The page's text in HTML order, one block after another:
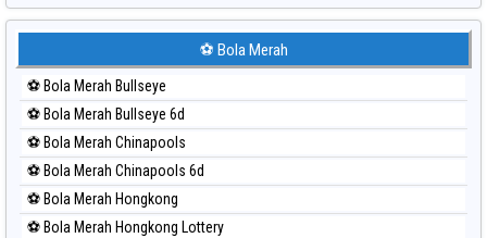
Paito Harian Sydney Lottery
Paito Harian Sydney Lottery 6d
Paito Harian Sydney Lotto
Paito Harian Sydney Pools 6d
Paito Harian Taipei
Paito Harian Taiwan
⚽ Bola Merah
⚽ Bola Merah Bullseye
⚽ Bola Merah Bullseye 6d
⚽ Bola Merah Chinapools
⚽ Bola Merah Chinapools 6d
⚽ Bola Merah Hongkong
⚽ Bola Merah Hongkong Lottery